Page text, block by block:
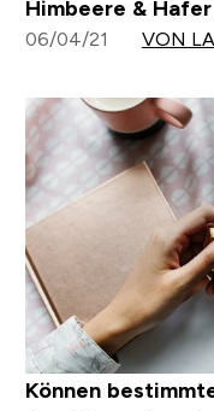
Himbeere &
06/04/21 VON
Können